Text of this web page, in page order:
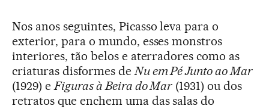
Nos anos seguintes, Picasso leva para o
exterior, para o mundo, esses monstros
interiores, tão belos e aterradores como as
criaturas disformes de Nu em Pé Junto ao Mar
(1929) e Figuras à Beira do Mar (1931) ou dos
retratos que enchem uma das salas do